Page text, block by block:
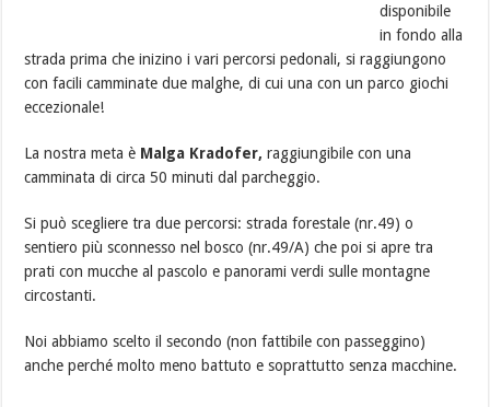
disponibile
in fondo alla
strada prima che inizino i vari percorsi pedonali, si raggiungono
con facili camminate due malghe, di cui una con un parco giochi
eccezionale!
La nostra meta è Malga Kradofer, raggiungibile con una
camminata di circa 50 minuti dal parcheggio.
Si può scegliere tra due percorsi: strada forestale (nr.49) o
sentiero più sconnesso nel bosco (nr.49/A) che poi si apre tra
prati con mucche al pascolo e panorami verdi sulle montagne
circostanti.
Noi abbiamo scelto il secondo (non fattibile con passeggino)
anche perché molto meno battuto e soprattutto senza macchine.